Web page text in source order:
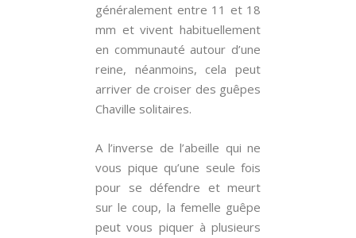
généralement entre 11 et 18
mm et vivent habituellement
en communauté autour d’une
reine, néanmoins, cela peut
arriver de croiser des guêpes
Chaville solitaires.
A l’inverse de l’abeille qui ne
vous pique qu’une seule fois
pour se défendre et meurt
sur le coup, la femelle guêpe
peut vous piquer à plusieurs